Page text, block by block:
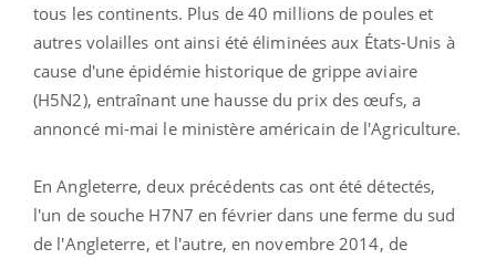
tous les continents. Plus de 40 millions de poules et
autres volailles ont ainsi été éliminées aux États-Unis à
cause d'une épidémie historique de grippe aviaire
(H5N2), entraînant une hausse du prix des œufs, a
annoncé mi-mai le ministère américain de l'Agriculture.
En Angleterre, deux précédents cas ont été détectés,
l'un de souche H7N7 en février dans une ferme du sud
de l'Angleterre, et l'autre, en novembre 2014, de